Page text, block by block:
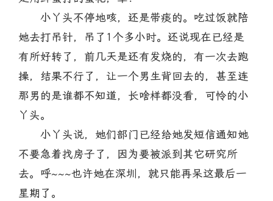
小丫头不停地咳，还是带痰的。吃过饭就陪
她去打吊针，吊了1个多小时。还说现在已经是
有所好转了，前几天是还有发烧的，有一次去跑
操，结果不行了，让一个男生背回去的，甚至连
那男的是谁都不知道，长啥样都没看，可怜的小
丫头。
小丫头说，她们部门已经给她发短信通知她
不要急着找房子了，因为要被派到其它研究所
去。呼~~~也许她在深圳，就只能再呆这最后一
星期了。